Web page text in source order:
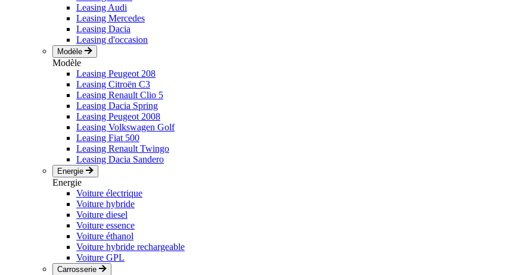
Leasing Audi
Leasing Mercedes
Leasing Dacia
Leasing d'occasion
Modèle
Modèle
Leasing Peugeot 208
Leasing Citroën C3
Leasing Renault Clio 5
Leasing Dacia Spring
Leasing Peugeot 2008
Leasing Volkswagen Golf
Leasing Fiat 500
Leasing Renault Twingo
Leasing Dacia Sandero
Energie
Energie
Voiture électrique
Voiture hybride
Voiture diesel
Voiture essence
Voiture éthanol
Voiture hybride rechargeable
Voiture GPL
Carrosserie